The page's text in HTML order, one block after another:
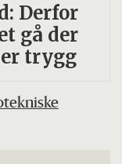
Derfor
gå der
trygg